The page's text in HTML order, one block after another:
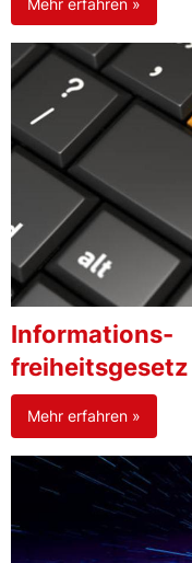
Informations-
freiheitsgesetz
Mehr erfahren »